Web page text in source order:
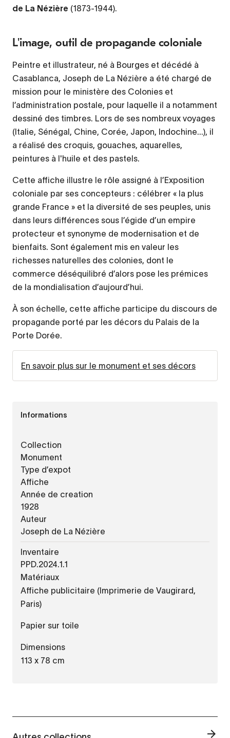
de La Nézière (1873-1944).
L'image, outil de propagande coloniale
Peintre et illustrateur, né à Bourges et décédé à
Casablanca, Joseph de La Nézière a été chargé de
mission pour le ministère des Colonies et
l’administration postale, pour laquelle il a notamment
dessiné des timbres. Lors de ses nombreux voyages
(Italie, Sénégal, Chine, Corée, Japon, Indochine...), il
a réalisé des croquis, gouaches, aquarelles,
peintures à l'huile et des pastels.
Cette affiche illustre le rôle assigné à l’Exposition
coloniale par ses concepteurs : célébrer « la plus
grande France » et la diversité de ses peuples, unis
dans leurs différences sous l’égide d’un empire
protecteur et synonyme de modernisation et de
bienfaits. Sont également mis en valeur les
richesses naturelles des colonies, dont le
commerce déséquilibré d’alors pose les prémices
de la mondialisation d’aujourd’hui.
À son échelle, cette affiche participe du discours de
propagande porté par les décors du Palais de la
Porte Dorée.
En savoir plus sur le monument et ses décors
Informations
Collection
Monument
Type d’expot
Affiche
Année de creation
1928
Auteur
Joseph de La Nézière
Inventaire
PPD.2024.1.1
Matériaux
Affiche publicitaire (Imprimerie de Vaugirard,
Paris)
Papier sur toile
Dimensions
113 x 78 cm